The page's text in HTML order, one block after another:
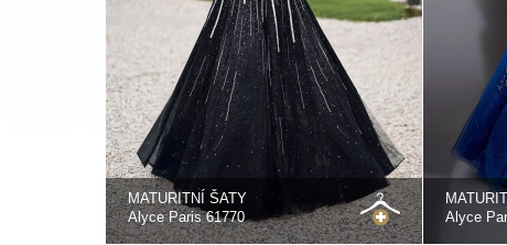
MATURITNÍ ŠATY
Alyce Paris 61770
Alyce